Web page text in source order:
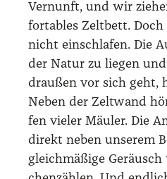
Ver­nunft, und wir
for­ta­bles Zelt­bett.
nicht ein­schla­fen. Die
der Natur zu lie­gen
drau­ßen vor sich geht,
Neben der Zelt­wand
fen vie­ler Mäu­ler. Die
direkt neben unse­rem
gleich­mä­ßi­ge